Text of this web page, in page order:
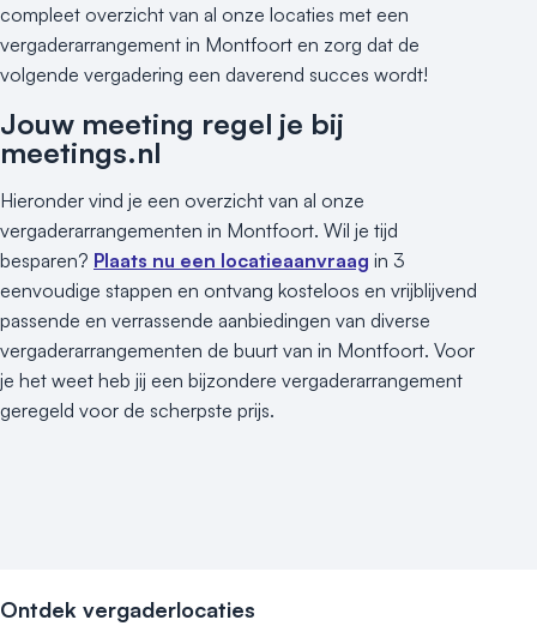
compleet overzicht van al onze locaties met een
vergaderarrangement in Montfoort en zorg dat de
volgende vergadering een daverend succes wordt!
Jouw meeting regel je bij
meetings.nl
Hieronder vind je een overzicht van al onze
vergaderarrangementen in Montfoort. Wil je tijd
besparen? Plaats nu een locatieaanvraag in 3
eenvoudige stappen en ontvang kosteloos en vrijblijvend
passende en verrassende aanbiedingen van diverse
vergaderarrangementen de buurt van in Montfoort. Voor
je het weet heb jij een bijzondere vergaderarrangement
geregeld voor de scherpste prijs.
Ontdek vergaderlocaties